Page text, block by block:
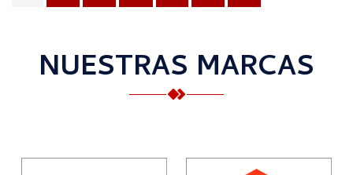
NUESTRAS MARCAS